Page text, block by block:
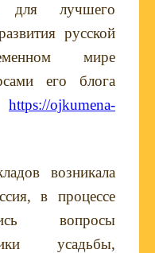
для лучшего
русской
мире
его блога
https://ojkumena-
возникала
в процессе
вопросы
усадьбы,